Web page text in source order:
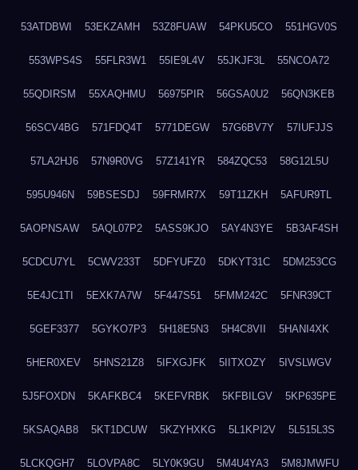
53ATDBWI 53EKZAMH 53Z8FUAW 54PKU5CO 551HGV0S
553WPS4S 55FLR3W1 55IE9L4V 55JKJF3L 55NCOA72
55QDIRSM 55XAQHMU 56975PIR 56GSA0U2 56QN3KEB
56SCV4BG 571FDQ4T 5771DEGW 57G6BV7Y 57IUFJJS
57LA2HJ6 57N9R0VG 57Z141YR 584ZQC53 58G12L5U
595U946N 59BSESDJ 59FRMR7X 59T11ZKH 5AFUR9TL
5AOPNSAW 5AQL07P2 5ASS9KJO 5AY4N3YE 5B3AF4SH
5CDCU7YL 5CWV233T 5DFYUFZ0 5DKYT31C 5DM253CG
5E4JC1TI 5EXK7A7W 5F447S51 5FMM242C 5FNR39CT
5GEF3377 5GYKO7P3 5H18E5N3 5H4C8VII 5HANI4XK
5HER0XEV 5HNS21Z8 5IFXGJFK 5IITXOZY 5IVSLWGV
5J5FOXDN 5KAFKBC4 5KEFVRBK 5KFBILGV 5KP635PE
5KSAQAB8 5KT1DCUW 5KZYHXKG 5L1KPI2V 5L515L3S
5LCKQGH7 5LOVPA8C 5LY0K9GU 5M4U4YA3 5M8JMWFU